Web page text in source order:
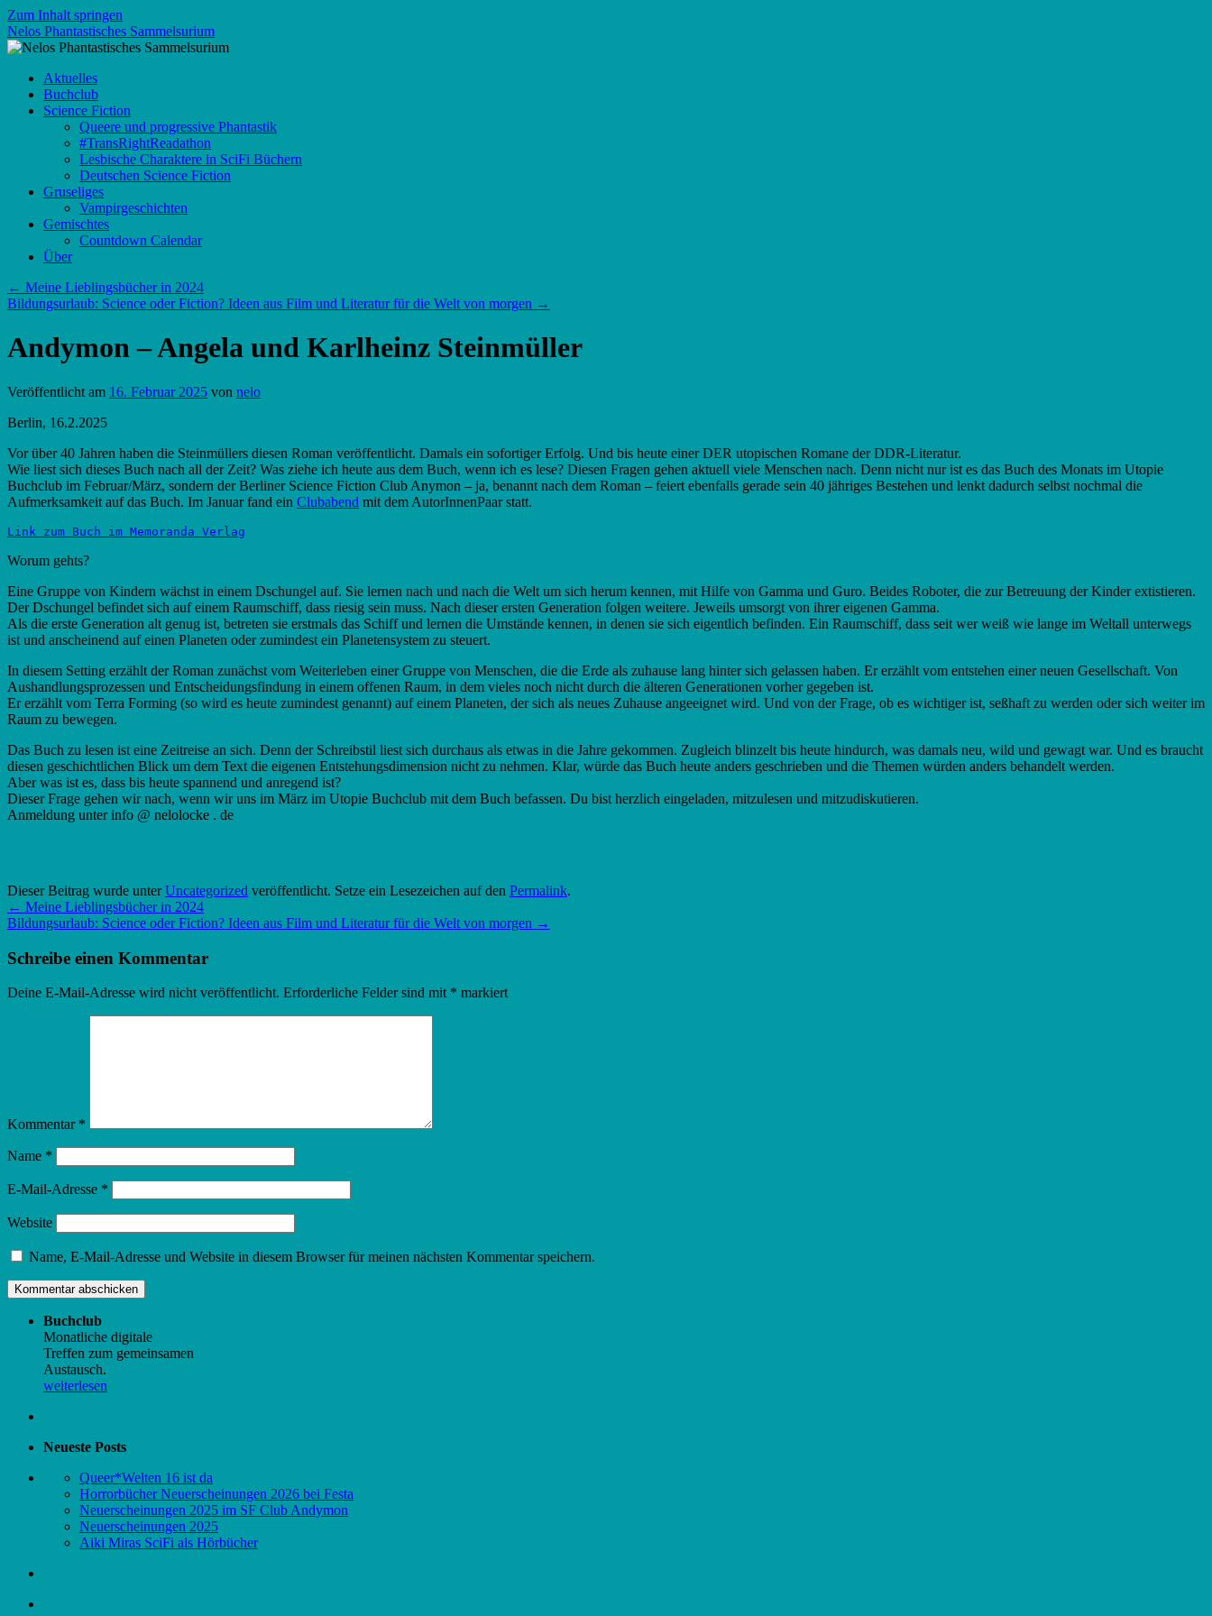
Zum Inhalt springen
Nelos Phantastisches Sammelsurium
Aktuelles
Buchclub
Science Fiction
Queere und progressive Phantastik
#TransRightReadathon
Lesbische Charaktere in SciFi Büchern
Deutschen Science Fiction
Gruseliges
Vampirgeschichten
Gemischtes
Countdown Calendar
Über
← Meine Lieblingsbücher in 2024
Bildungsurlaub: Science oder Fiction? Ideen aus Film und Literatur für die Welt von morgen →
Andymon – Angela und Karlheinz Steinmüller
Veröffentlicht am 16. Februar 2025 von nelo
Berlin, 16.2.2025
Vor über 40 Jahren haben die Steinmüllers diesen Roman veröffentlicht. Damals ein sofortiger Erfolg. Und bis heute einer DER utopischen Romane der DDR-Literatur.
Wie liest sich dieses Buch nach all der Zeit? Was ziehe ich heute aus dem Buch, wenn ich es lese? Diesen Fragen gehen aktuell viele Menschen nach. Denn nicht nur ist es das Buch des Monats im Utopie
Buchclub im Februar/März, sondern der Berliner Science Fiction Club Anymon – ja, benannt nach dem Roman – feiert ebenfalls gerade sein 40 jähriges Bestehen und lenkt dadurch selbst nochmal die
Aufmerksamkeit auf das Buch. Im Januar fand ein Clubabend mit dem AutorInnenPaar statt.
Link zum Buch im Memoranda Verlag
Worum gehts?
Eine Gruppe von Kindern wächst in einem Dschungel auf. Sie lernen nach und nach die Welt um sich herum kennen, mit Hilfe von Gamma und Guro. Beides Roboter, die zur Betreuung der Kinder extistieren.
Der Dschungel befindet sich auf einem Raumschiff, dass riesig sein muss. Nach dieser ersten Generation folgen weitere. Jeweils umsorgt von ihrer eigenen Gamma.
Als die erste Generation alt genug ist, betreten sie erstmals das Schiff und lernen die Umstände kennen, in denen sie sich eigentlich befinden. Ein Raumschiff, dass seit wer weiß wie lange im Weltall unterwegs
ist und anscheinend auf einen Planeten oder zumindest ein Planetensystem zu steuert.
In diesem Setting erzählt der Roman zunächst vom Weiterleben einer Gruppe von Menschen, die die Erde als zuhause lang hinter sich gelassen haben. Er erzählt vom entstehen einer neuen Gesellschaft. Von
Aushandlungsprozessen und Entscheidungsfindung in einem offenen Raum, in dem vieles noch nicht durch die älteren Generationen vorher gegeben ist.
Er erzählt vom Terra Forming (so wird es heute zumindest genannt) auf einem Planeten, der sich als neues Zuhause angeeignet wird. Und von der Frage, ob es wichtiger ist, seßhaft zu werden oder sich weiter im
Raum zu bewegen.
Das Buch zu lesen ist eine Zeitreise an sich. Denn der Schreibstil liest sich durchaus als etwas in die Jahre gekommen. Zugleich blinzelt bis heute hindurch, was damals neu, wild und gewagt war. Und es braucht
diesen geschichtlichen Blick um dem Text die eigenen Entstehungsdimension nicht zu nehmen. Klar, würde das Buch heute anders geschrieben und die Themen würden anders behandelt werden.
Aber was ist es, dass bis heute spannend und anregend ist?
Dieser Frage gehen wir nach, wenn wir uns im März im Utopie Buchclub mit dem Buch befassen. Du bist herzlich eingeladen, mitzulesen und mitzudiskutieren.
Anmeldung unter info @ nelolocke . de
Dieser Beitrag wurde unterUncategorized veröffentlicht. Setze ein Lesezeichen auf den Permalink.
← Meine Lieblingsbücher in 2024
Bildungsurlaub: Science oder Fiction? Ideen aus Film und Literatur für die Welt von morgen →
Schreibe einen Kommentar
Deine E-Mail-Adresse wird nicht veröffentlicht. Erforderliche Felder sind mit * markiert
Kommentar *
Name *
E-Mail-Adresse *
Website
Name, E-Mail-Adresse und Website in diesem Browser für meinen nächsten Kommentar speichern.
Buchclub
Monatliche digitale
Treffen zum gemeinsamen
Austausch.
weiterlesen
Neueste Posts
Queer*Welten 16 ist da
Horrorbücher Neuerscheinungen 2026 bei Festa
Neuerscheinungen 2025 im SF Club Andymon
Neuerscheinungen 2025
Aiki Miras SciFi als Hörbücher